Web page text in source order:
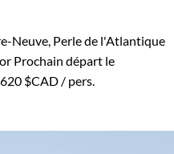
Neuve, Perle de l'Atlantique
Prochain départ le
$CAD / pers.